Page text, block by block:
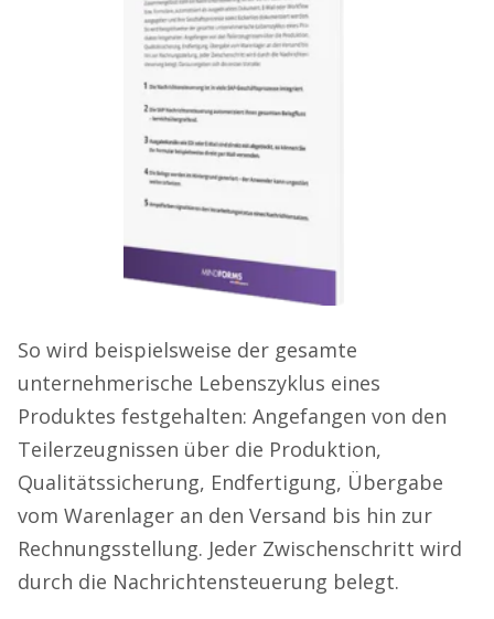
So wird beispielsweise der gesamte
unternehmerische Lebenszyklus eines
Produktes festgehalten: Angefangen von den
Teilerzeugnissen über die Produktion,
Qualitätssicherung, Endfertigung, Übergabe
vom Warenlager an den Versand bis hin zur
Rechnungsstellung. Jeder Zwischenschritt wird
durch die Nachrichtensteuerung belegt.